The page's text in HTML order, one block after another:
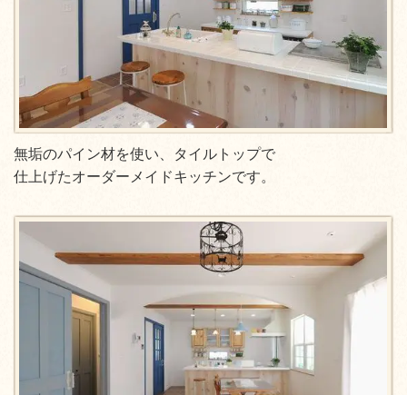
無垢のパイン材を使い、タイルトップで
仕上げたオーダーメイドキッチンです。